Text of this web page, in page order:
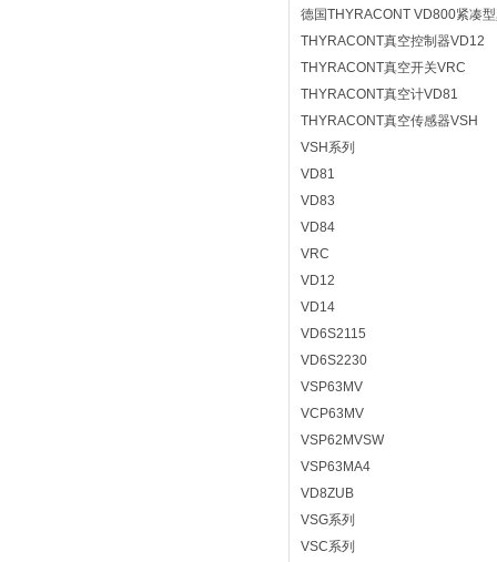
德国THYRACONT VD800紧凑
THYRACONT真空控制器VD12
THYRACONT真空开关VRC
THYRACONT真空计VD81
THYRACONT真空传感器VSH
VSH系列
VD81
VD83
VD84
VRC
VD12
VD14
VD6S2115
VD6S2230
VSP63MV
VCP63MV
VSP62MVSW
VSP63MA4
VD8ZUB
VSG系列
VSC系列